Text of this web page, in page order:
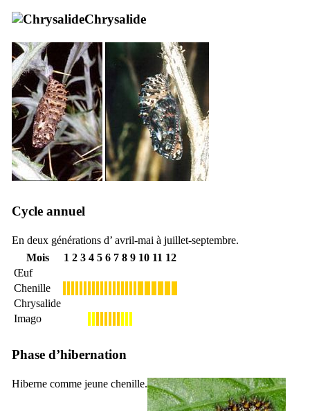
Chrysalide
Cycle annuel
En deux générations d’ avril-mai à juillet-septembre.
Mois
1 2 3 4 5 6 7 8 9 10 11 12
Œuf
Chenille
Chrysalide
Imago
Phase d’hibernation
Hiberne comme jeune chenille.